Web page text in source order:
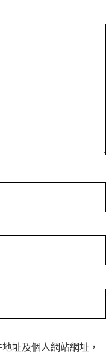
址及個人網站網址，